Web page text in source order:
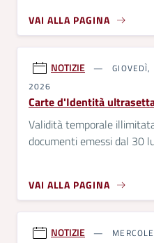
VAI ALLA PAGINA
NOTIZIE
GIOVEDÌ,
2026
Carte d'Identità
Validità temporale
documenti emessi dal 30
VAI ALLA PAGINA
NOTIZIE